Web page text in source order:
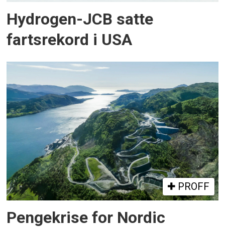
Hydrogen-JCB satte
fartsrekord i USA
PROFF
Pengekrise for Nordic